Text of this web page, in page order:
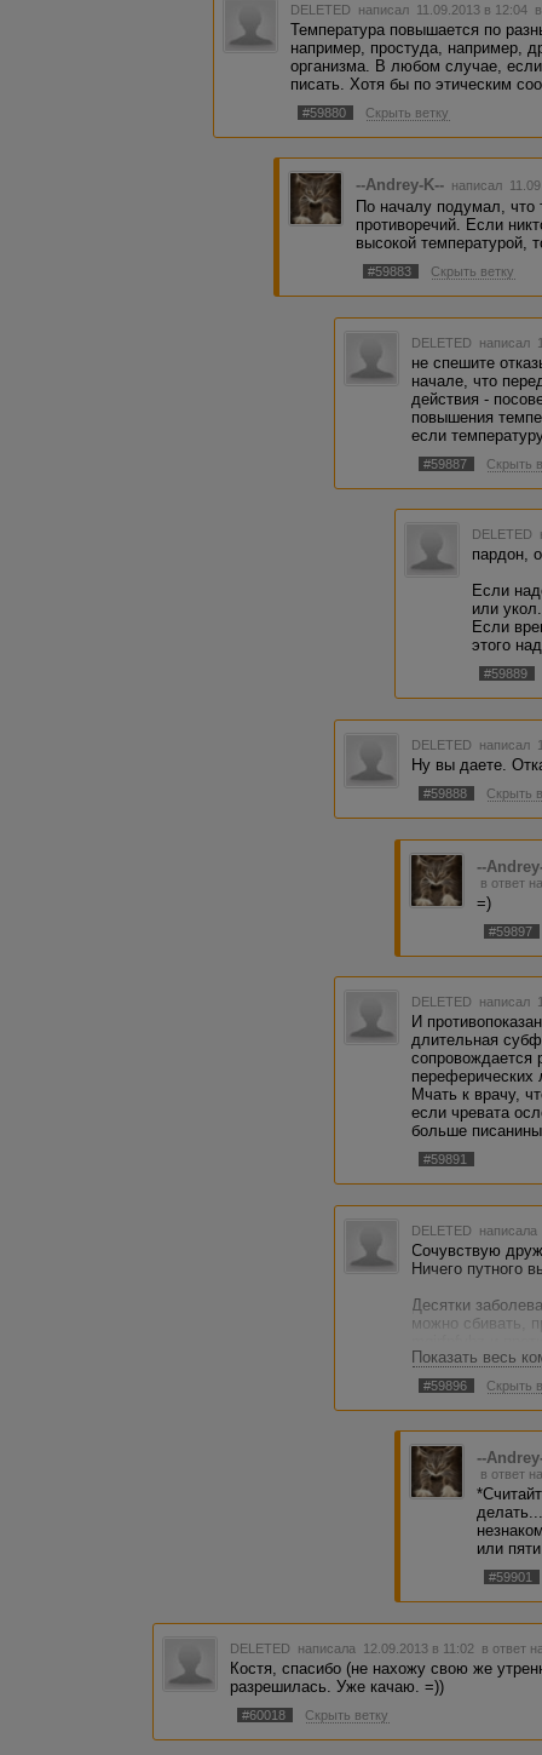
DELETED написал 11.09.2013 в 12:04
Температура повышается по
например, простуда, например,
организма. В любом случае,
писать. Хотя бы по этическим
#59880 Скрыть ветку
--Andrey-K-- написал
По началу подумал, что
противоречий. Если
высокой температурой,
#59883 Скрыть ветку
DELETED написал
не спешите
начале, что
действия -
повышения
если
#59887 Скрыть
DELETED
пардон,
Если
или укол.
Если
этого
#59889
DELETED написал
Ну вы даете.
#59888 Скрыть
--
в ответ
=)
#59897
DELETED написал
И
длительная
сопровождается
Мчать к врачу,
если чревата
больше
#59891
DELETED
Сочувствую
Ничего путного
Десятки
можно сбивать,
выяснить и
пересидел дома
включая вашу?
Считайте себя
он не знает, что
себя
незнакомого
оставьте его
И как тут ниже
врачом" не
Показать весь
#59896 Скрыть
--
в ответ
или
#59901
DELETED написала 12.09.2013 в 11:02 в ответ
Костя, спасибо (не нахожу свою же
разрешилась. Уже качаю. =))
#60018 Скрыть ветку